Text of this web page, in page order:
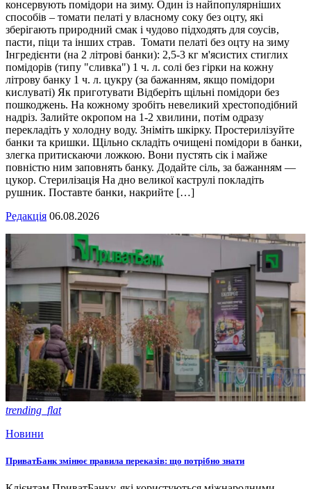
консервують помідори на зиму. Один із найпопулярніших
способів – томати пелаті у власному соку без оцту, які
зберігають природний смак і чудово підходять для соусів,
пасти, піци та інших страв. Томати пелаті без оцту на зиму
Інгредієнти (на 2 літрові банки): 2,5-3 кг м'ясистих стиглих
помідорів (типу "сливка") 1 ч. л. солі без гірки на кожну
літрову банку 1 ч. л. цукру (за бажанням, якщо помідори
кислуваті) Як приготувати Відберіть щільні помідори без
пошкоджень. На кожному зробіть невеликий хрестоподібний
надріз. Залийте окропом на 1-2 хвилини, потім одразу
перекладіть у холодну воду. Зніміть шкірку. Простерилізуйте
банки та кришки. Щільно складіть очищені помідори в банки,
злегка притискаючи ложкою. Вони пустять сік і майже
повністю ним заповнять банку. Додайте сіль, за бажанням —
цукор. Стерилізація На дно великої каструлі покладіть
рушник. Поставте банки, накрийте […]
Редакція 06.08.2026
trending_flat
Новини
ПриватБанк змінює правила переказів: що потрібно знати